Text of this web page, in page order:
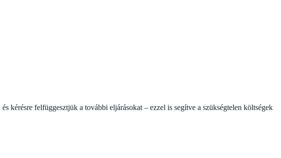
kérésre felfüggesztjük a további eljárásokat – ezzel is segítve a szükségtelen költségek